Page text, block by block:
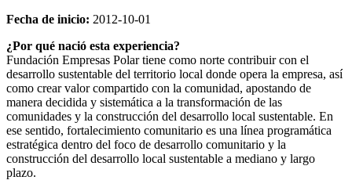
Fecha de inicio: 2012-10-01
¿Por qué nació esta experiencia?
Fundación Empresas Polar tiene como norte contribuir con el
desarrollo sustentable del territorio local donde opera la empresa, así
como crear valor compartido con la comunidad, apostando de
manera decidida y sistemática a la transformación de las
comunidades y la construcción del desarrollo local sustentable. En
ese sentido, fortalecimiento comunitario es una línea programática
estratégica dentro del foco de desarrollo comunitario y la
construcción del desarrollo local sustentable a mediano y largo
plazo.